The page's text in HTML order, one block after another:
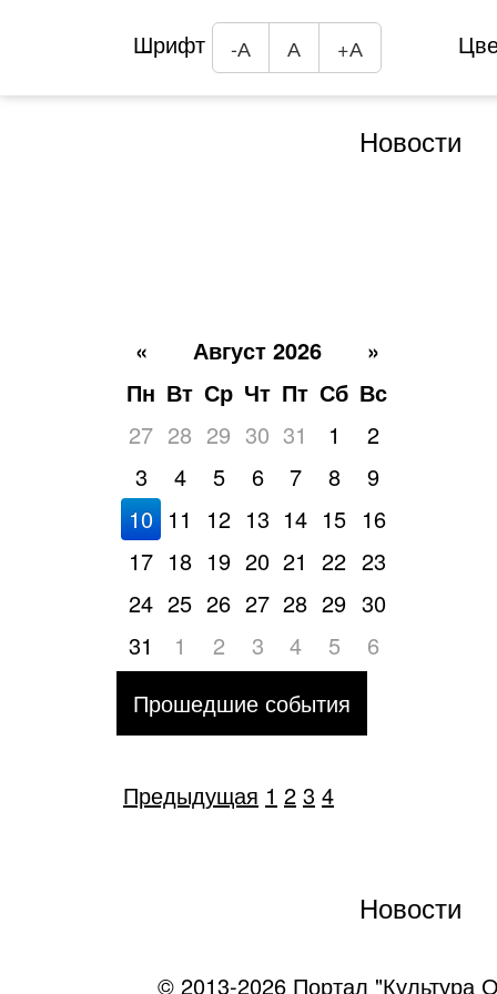
Шрифт -А А +А
Новости
« Август 2026
»
Пн Вт Ср Чт Пт Сб Вс
27 28 29 30 31 1
2
3
4 5 6 7 8
9
10 11 12 13 14 15 16
17 18 19 20 21 22 23
24 25 26 27 28 29 30
31
1 2 3 4 5
6
Прошедшие события
Предыдущая 1 2 3 4
Новости
© 2013-2026 Портал "Культура